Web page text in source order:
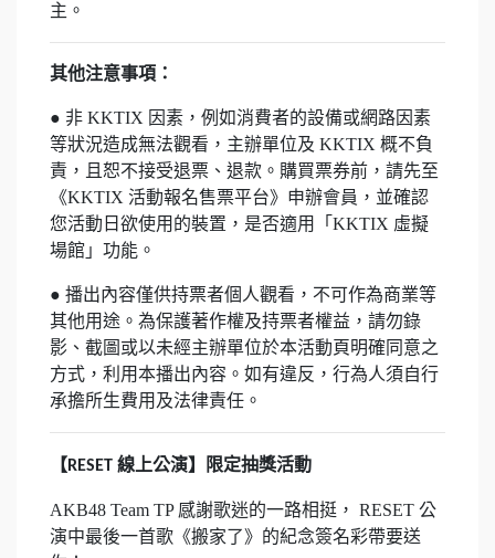
主。
其他注意事項：
● 非 KKTIX 因素，例如消費者的設備或網路因素
等狀況造成無法觀看，主辦單位及 KKTIX 概不負
責，且恕不接受退票、退款。購買票券前，請先至
《KKTIX 活動報名售票平台》申辦會員，並確認
您活動日欲使用的裝置，是否適用「KKTIX 虛擬
場館」功能。
● 播出內容僅供持票者個人觀看，不可作為商業等
其他用途。為保護著作權及持票者權益，請勿錄
影、截圖或以未經主辦單位於本活動頁明確同意之
方式，利用本播出內容。如有違反，行為人須自行
承擔所生費用及法律責任。
【RESET 線上公演】限定抽獎活動
AKB48 Team TP 感謝歌迷的一路相挺， RESET 公
演中最後一首歌《搬家了》的紀念簽名彩帶要送